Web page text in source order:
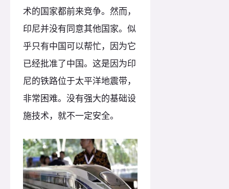
术的国家都前来竞争。然而，
印尼并没有同意其他国家。似
乎只有中国可以帮忙，因为它
已经批准了中国。这是因为印
尼的铁路位于太平洋地震带，
非常困难。没有强大的基础设
施技术，就不一定安全。